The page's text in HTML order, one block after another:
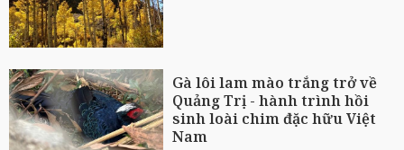
Gà lôi lam mào trắng trở về
Quảng Trị - hành trình hồi
sinh loài chim đặc hữu Việt
Nam